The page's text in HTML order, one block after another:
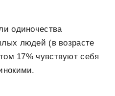
одиночества
людей (в возрасте
17% чувствуют себя